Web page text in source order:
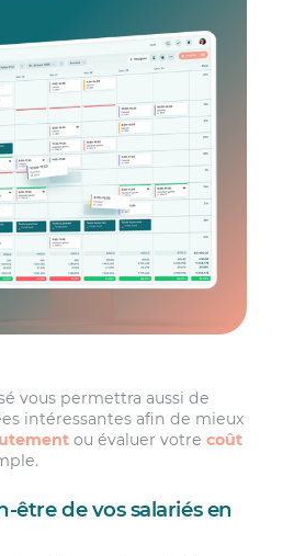
vous permettra aussi de
intéressantes afin de mieux
ou évaluer votrecoût
être de vos salariés en